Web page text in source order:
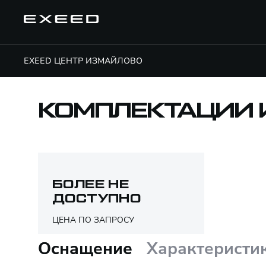
EXEED ЦЕНТР ИЗМАЙЛОВО
КОМПЛЕКТАЦИИ
БОЛЕЕ НЕ
ДОСТУПНО
ЦЕНА ПО ЗАПРОСУ
Оснащение